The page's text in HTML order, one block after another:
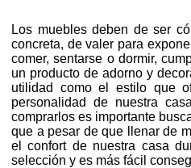
Los muebles deben de ser
concreta, de valer para
comer, sentarse o dormir,
un producto de adorno y
utilidad como el estilo que
personalidad de nuestra
comprarlos es importante
que a pesar de que llenar de
el confort de nuestra casa
selección y es más fácil